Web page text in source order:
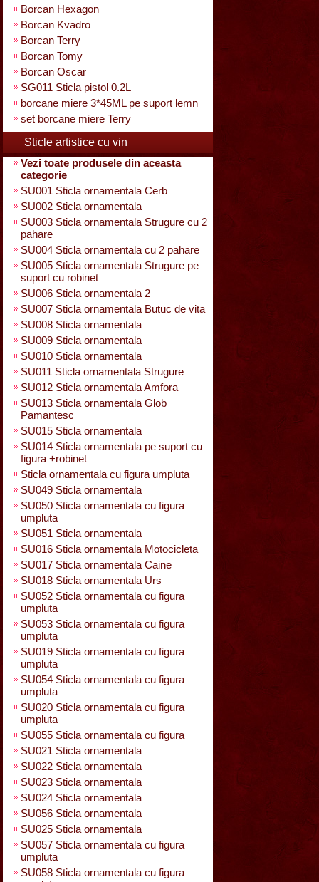
Borcan Hexagon
Borcan Kvadro
Borcan Terry
Borcan Tomy
Borcan Oscar
SG011 Sticla pistol 0.2L
borcane miere 3*45ML pe suport lemn
set borcane miere Terry
Sticle artistice cu vin
Vezi toate produsele din aceasta
categorie
SU001 Sticla ornamentala Cerb
SU002 Sticla ornamentala
SU003 Sticla ornamentala Strugure cu 2
pahare
SU004 Sticla ornamentala cu 2 pahare
SU005 Sticla ornamentala Strugure pe
suport cu robinet
SU006 Sticla ornamentala 2
SU007 Sticla ornamentala Butuc de vita
SU008 Sticla ornamentala
SU009 Sticla ornamentala
SU010 Sticla ornamentala
SU011 Sticla ornamentala Strugure
SU012 Sticla ornamentala Amfora
SU013 Sticla ornamentala Glob
Pamantesc
SU015 Sticla ornamentala
SU014 Sticla ornamentala pe suport cu
figura +robinet
Sticla ornamentala cu figura umpluta
SU049 Sticla ornamentala
SU050 Sticla ornamentala cu figura
umpluta
SU051 Sticla ornamentala
SU016 Sticla ornamentala Motocicleta
SU017 Sticla ornamentala Caine
SU018 Sticla ornamentala Urs
SU052 Sticla ornamentala cu figura
umpluta
SU053 Sticla ornamentala cu figura
umpluta
SU019 Sticla ornamentala cu figura
umpluta
SU054 Sticla ornamentala cu figura
umpluta
SU020 Sticla ornamentala cu figura
umpluta
SU055 Sticla ornamentala cu figura
SU021 Sticla ornamentala
SU022 Sticla ornamentala
SU023 Sticla ornamentala
SU024 Sticla ornamentala
SU056 Sticla ornamentala
SU025 Sticla ornamentala
SU057 Sticla ornamentala cu figura
umpluta
SU058 Sticla ornamentala cu figura